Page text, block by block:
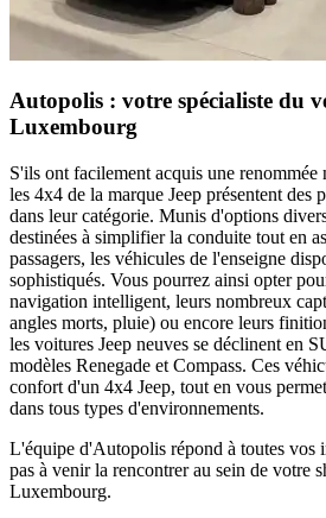
Autopolis : votre spécialiste du
Luxembourg
S'ils ont facilement acquis une renommée
les 4x4 de la marque Jeep présentent des
dans leur catégorie. Munis d'options
destinées à simplifier la conduite tout en
passagers, les véhicules de l'enseigne
sophistiqués. Vous pourrez ainsi opter
navigation intelligent, leurs nombreux
angles morts, pluie) ou encore leurs
les voitures Jeep neuves se déclinent en
modèles Renegade et Compass. Ces
confort d'un 4x4 Jeep, tout en vous
dans tous types d'environnements.
L'équipe d'Autopolis répond à toutes vos
pas à venir la rencontrer au sein de votre
Luxembourg.